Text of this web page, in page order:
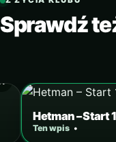
Sprawdź
Hetman – Start
Ten wpis •